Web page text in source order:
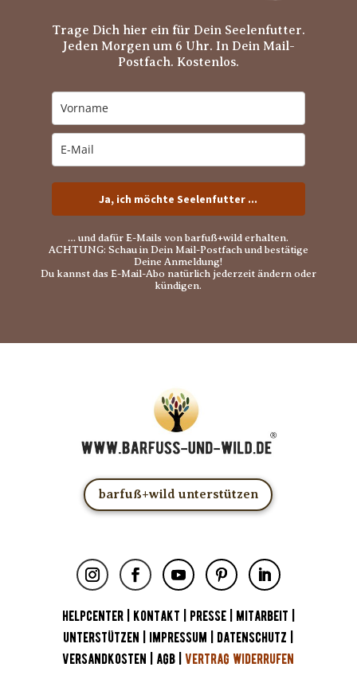
Trage Dich hier ein für Dein Seelenfutter.
Jeden Morgen um 6 Uhr. In Dein Mail-
Postfach. Kostenlos.
Ja, ich möchte Seelenfutter ...
… und dafür E-Mails von barfuß+wild erhalten.
ACHTUNG: Schau in Dein Mail-Postfach und bestätige
Deine Anmeldung!
Du kannst das E-Mail-Abo natürlich jederzeit ändern oder
kündigen.
barfuß+wild unterstützen
HELPCENTER| KONTAKT PRESSE| MITARBEIT
UNTERSTÜTZEN
IMPRESSUM DATENSCHUTZ
VERSANDKOSTEN
AGB |VERTRAG WIDERRUFEN